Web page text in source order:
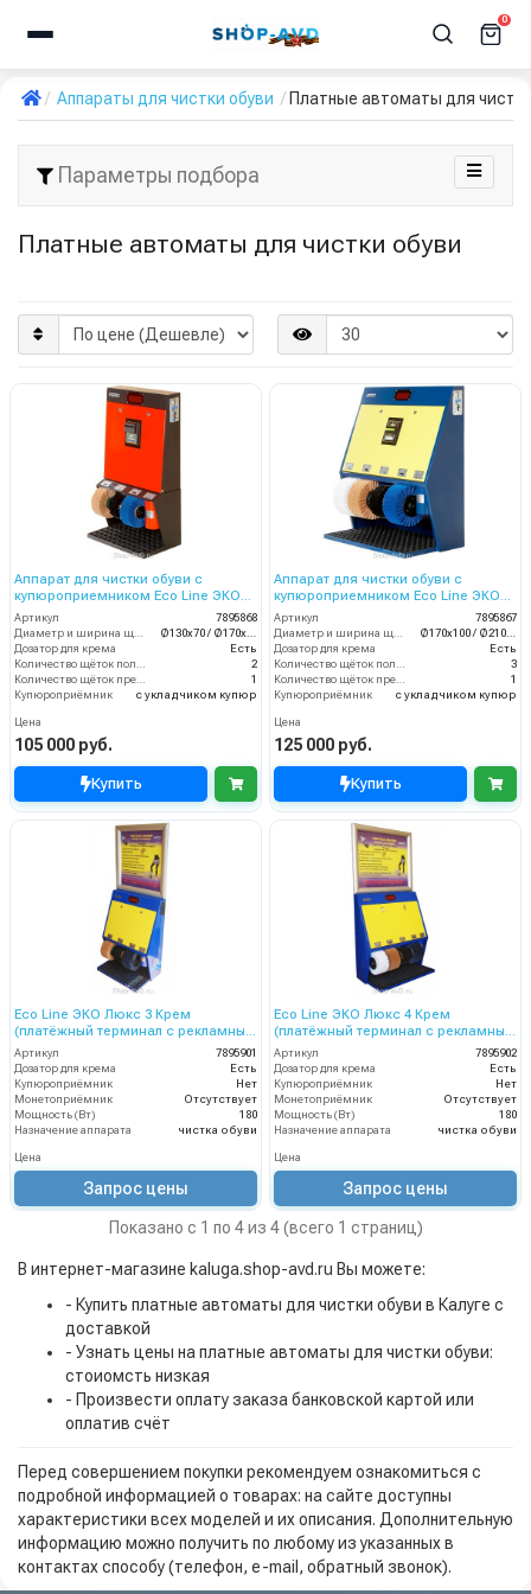
0
Аппараты для чистки обуви Платные автоматы для
Параметры подбора
Платные автоматы для чистки обуви
Аппарат для чистки обуви с
купюроприемником Eco Line ЭКО
Стандарт Плюс
Артикул
7895868
Ø130х70 / Ø170х70
Дозатор для крема
Есть
2
1
Купюроприёмник
с укладчиком купюр
Цена
105 000 руб.
Купить
Аппарат для чистки обуви с
купюроприемником Eco Line ЭКО
Люкс 4 Крем
Артикул
7895867
Ø170х100 / Ø210х100
Дозатор для крема
Есть
3
1
Купюроприёмник
с укладчиком купюр
Цена
125 000 руб.
Купить
Eco Line ЭКО Люкс 3 Крем
(платёжный терминал с рекламным
щитом)
Артикул
7895901
Дозатор для крема
Есть
Купюроприёмник
Нет
Монетоприёмник
Отсутствует
Мощность (Вт)
180
Назначение аппарата
чистка обуви
Цена
Запрос цены
Eco Line ЭКО Люкс 4 Крем
(платёжный терминал с рекламным
щитом)
Артикул
7895902
Дозатор для крема
Есть
Купюроприёмник
Нет
Монетоприёмник
Отсутствует
Мощность (Вт)
180
Назначение аппарата
чистка обуви
Цена
Запрос цены
Показано с 1 по 4 из 4 (всего 1 страниц)
В интернет-магазине kaluga.shop-avd.ru Вы можете:
- Купить платные автоматы для чистки обуви в Калуге с
доставкой
- Узнать цены на платные автоматы для чистки обуви:
стоиомсть низкая
- Произвести оплату заказа банковской картой или
оплатив счёт
Перед совершением покупки рекомендуем ознакомиться с
подробной информацией о товарах: на сайте доступны
характеристики всех моделей и их описания. Дополнительную
информацию можно получить по любому из указанных в
контактах способу (телефон, e-mail, обратный звонок).